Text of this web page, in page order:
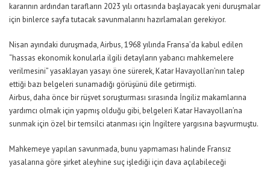
kararının ardından tarafların 2023 yılı ortasında başlayacak yeni duruşmalar
için binlerce sayfa tutacak savunmalarını hazırlamaları gerekiyor.
Nisan ayındaki duruşmada, Airbus, 1968 yılında Fransa’da kabul edilen
“hassas ekonomik konularla ilgili detayların yabancı mahkemelere
verilmesini” yasaklayan yasayı öne sürerek, Katar Havayolları’nın talep
ettiği bazı belgeleri sunamadığı görüşünü dile getirmişti.
Airbus, daha önce bir rüşvet soruşturması sırasında İngiliz makamlarına
yardımcı olmak için yapmış olduğu gibi, belgeleri Katar Havayolları’na
sunmak için özel bir temsilci atanması için İngiltere yargısına başvurmuştu.
Mahkemeye yapılan savunmada, bunu yapmaması halinde Fransız
yasalarına göre şirket aleyhine suç işlediği için dava açılabileceği